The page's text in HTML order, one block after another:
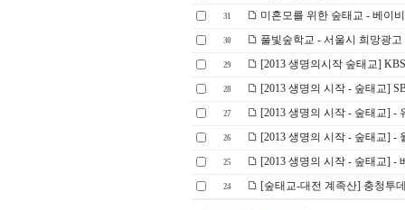
31 미혼모를 위한 숲태교 - 베이
30 풀빛숲학교 - 서울시 희망광
29 [2013 생명의시작 숲태교]
28 [2013 생명의 시작 - 숲태교]
27 [2013 생명의 시작 - 숲태교] -
26 [2013 생명의 시작 - 숲태교] -
25 [2013 생명의 시작 - 숲태교] -
24 [숲태교-대전 계족산] 충청투